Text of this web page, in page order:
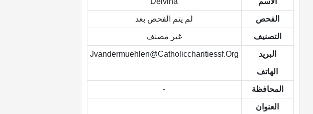
الفحص لم يتم الفحص بعد
التصنيف غير مصنف
البريد Jvandermuehlen@catholiccharitiessf.org
الهاتف
المحافظة -
العنوان